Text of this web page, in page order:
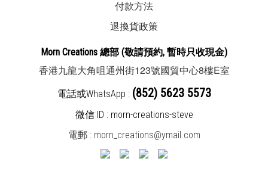
付款方法
退換貨政策
Morn Creations 總部 (敬請預約, 暫時只收現金)
香港九龍大角咀通州街123號國貿中心8樓E室
電話或WhatsApp : (852) 5623 5573
微信 ID : morn-creations-steve
電郵 : morn_creations@ymail.com